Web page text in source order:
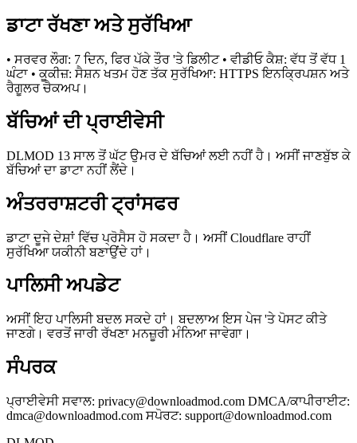
ਡਾਟਾ ਰੱਖਣਾ ਅਤੇ ਸੁਰੱਖਿਆ
• ਸਰਵਰ ਲੌਗ: 7 ਦਿਨ, ਫਿਰ ਪੱਕੇ ਤੌਰ 'ਤੇ ਡਿਲੀਟ • ਵੀਡੀਓ ਕੈਸ਼: ਵੱਧ ਤੋਂ ਵੱਧ 1
ਘੰਟਾ • ਕੂਕੀਜ਼: ਸੈਸ਼ਨ ਖਤਮ ਹੋਣ ਤੱਕ ਸੁਰੱਖਿਆ: HTTPS ਇਨਕ੍ਰਿਪਸ਼ਨ ਅਤੇ
ਰੈਗੂਲਰ ਚੈਕਅਪ।
ਬੱਚਿਆਂ ਦੀ ਪ੍ਰਾਈਵੇਸੀ
DLMOD 13 ਸਾਲ ਤੋਂ ਘੱਟ ਉਮਰ ਦੇ ਬੱਚਿਆਂ ਲਈ ਨਹੀਂ ਹੈ। ਅਸੀਂ ਜਾਣਬੁੱਝ ਕੇ
ਬੱਚਿਆਂ ਦਾ ਡਾਟਾ ਨਹੀਂ ਲੈਂਦੇ।
ਅੰਤਰਰਾਸ਼ਟਰੀ ਟ੍ਰਾਂਸਫਰ
ਡਾਟਾ ਦੂਜੇ ਦੇਸ਼ਾਂ ਵਿੱਚ ਪ੍ਰੋਸੈਸ ਹੋ ਸਕਦਾ ਹੈ। ਅਸੀਂ Cloudflare ਰਾਹੀਂ
ਸੁਰੱਖਿਆ ਯਕੀਨੀ ਬਣਾਉਂਦੇ ਹਾਂ।
ਪਾਲਿਸੀ ਅਪਡੇਟ
ਅਸੀਂ ਇਹ ਪਾਲਿਸੀ ਬਦਲ ਸਕਦੇ ਹਾਂ। ਬਦਲਾਅ ਇਸ ਪੇਜ 'ਤੇ ਪੋਸਟ ਕੀਤੇ
ਜਾਣਗੇ। ਵਰਤੋਂ ਜਾਰੀ ਰੱਖਣਾ ਮਨਜ਼ੂਰੀ ਮੰਨਿਆ ਜਾਵੇਗਾ।
ਸੰਪਰਕ
ਪ੍ਰਾਈਵੇਸੀ ਸਵਾਲ: privacy@downloadmod.com DMCA/ਕਾਪੀਰਾਈਟ:
dmca@downloadmod.com ਸਪੋਰਟ: support@downloadmod.com